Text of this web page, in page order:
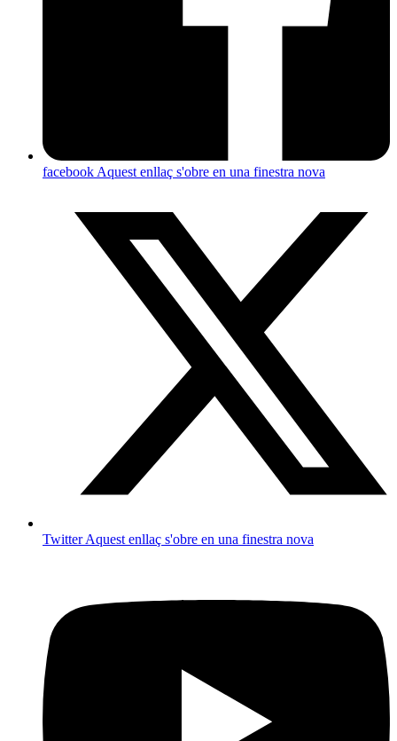
facebookAquest enllaç s'obre en una finestra nova
TwitterAquest enllaç s'obre en una finestra nova